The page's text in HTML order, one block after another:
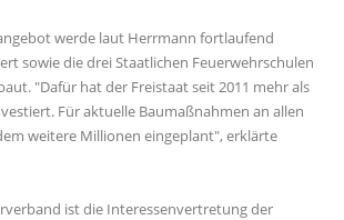
werde laut Herrmann fortlaufend
sowie die drei Staatlichen Feuerwehrschulen
"Dafür hat der Freistaat seit 2011 mehr als
Für aktuelle Baumaßnahmen an allen
weitere Millionen eingeplant", erklärte
ist die Interessenvertretung der